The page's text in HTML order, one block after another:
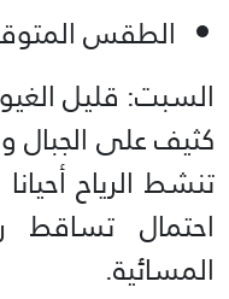
الطقس
السبت: قليل
كثيف على الجبال
تنشط الرياح
احتمال تساقط
المسائية.